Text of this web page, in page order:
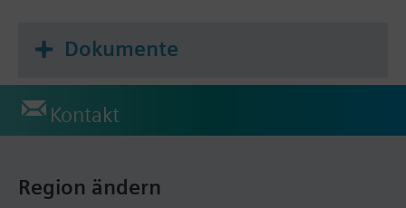
Dokumente
Kontakt
Region ändern